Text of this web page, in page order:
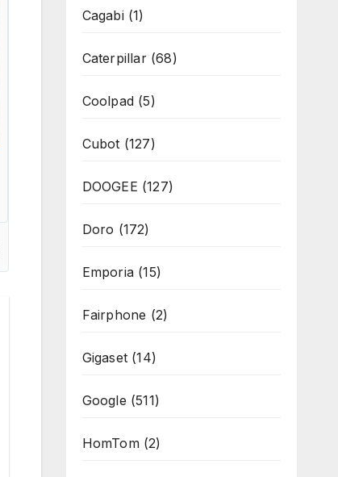
Cagabi(1)
Caterpillar(68)
Coolpad(5)
Cubot (127)
DOOGEE (127)
Doro (172)
Emporia(15)
Fairphone (2)
Gigaset(14)
Google (511)
HomTom(2)